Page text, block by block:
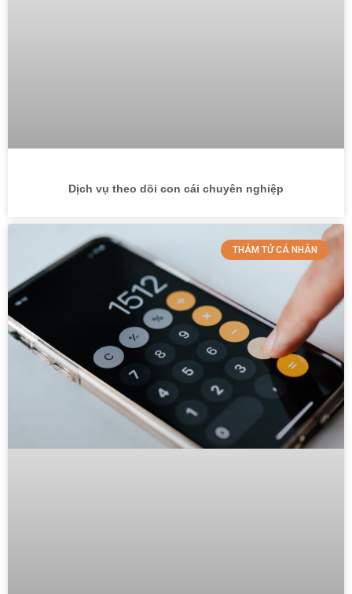
Dịch vụ theo dõi con cái chuyên nghiệp
THÁM TỬ CÁ NHÂN